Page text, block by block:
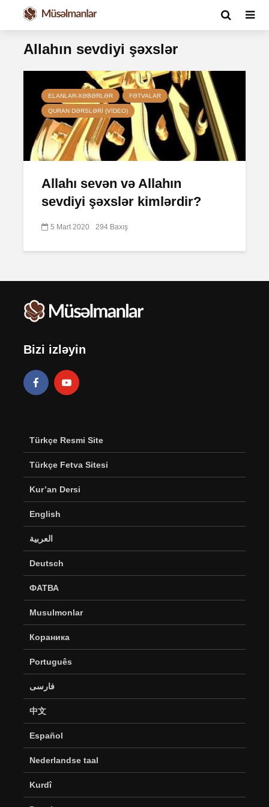
Allahın sevdiyi şəxslər
ELANLAR-XƏBƏRLƏR FƏTVALAR
QURAN DƏRSLƏRI (VIDEO)
Allahı sevən və Allahın
sevdiyi şəxslər kimlərdir?
5 Mart 2020 294 Baxış
Bizi izləyin
Türkçe Resmi Site
Türkçe Fetva Sitesi
Kur’an Dersi
English
العربية
Deutsch
ФАТВА
Musulmonlar
Кораника
Português
فارسی
中文
Español
Nederlandse taal
Kurdî